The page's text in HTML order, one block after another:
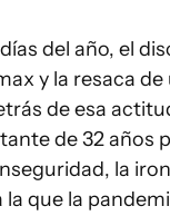
del año, el
y la resaca de
de esa
de 32 años
la
que la